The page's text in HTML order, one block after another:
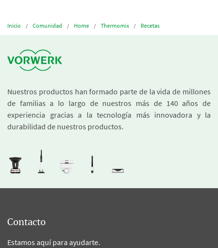
Inicio Comunidad Home Thermomix Recetas
Nuestros productos han formado parte de la vida de millones
de familias a lo largo de nuestros más de 140 años de
experiencia gracias a la tecnología más innovadora y la
durabilidad de nuestros productos.
Contacto
Estamos aquí para ayudarte.